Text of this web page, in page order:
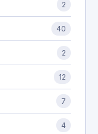
2
40
2
12
7
4